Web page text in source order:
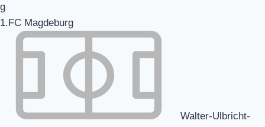
1.FC Magdeburg
Walter-Ulbricht-